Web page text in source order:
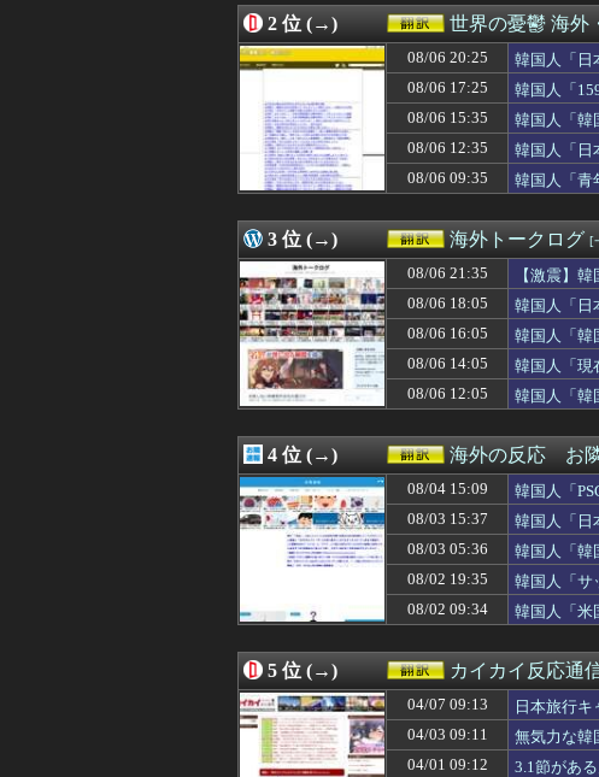
08/06 20:00
海外「怒鳴るのやめてと
08/06 20:00
韓国人「KOSPI史上最高
08/06 20:00
【衝撃】韓国人「日本の
08/06 19:41
海外「お前らの国に他愛
海外「プレミアのレベル
08/06 19:15
泳いでいる人のすぐ横に
08/06 19:06
日本が2年間限定で食品
08/06 19:00
韓国人「日本は今回の地
08/06 19:00
【海外の反応】ダットサ
08/06 19:00
【衝撃】韓国人「日本人
08/06 18:52
海外「絶好球だった」大
08/06 18:34
中国が対米ドローン規
08/06 18:31
韓国人「日本にしか存在
08/06 18:30
「出演は1作だけなのに
08/06 18:30
【海外の反応】野球を観
08/06 18:22
韓国人「韓国サッカー協
08/06 18:05
韓国人「日本が韓国文学
08/06 18:00
【海外の反応】正反対な
08/06 18:00
「本当に思ってるなら二
08/06 18:00
海外「でもこちらは州の
08/06 18:00
韓国人「敵国でのワー
08/06 18:00
【朗報】韓国の掲示板「
08/06 17:47
今永昇太と佐々木朗希
08/06 17:25
韓国人「1592年に現代
08/06 17:16
期待値は凄かったのに放
海外「アメリカ経済やば
08/06 17:00
【海外の反応】高市首相
08/06 16:46
海外「嘘だろ」4千万円
08/06 16:11
韓国人「日本でヤバい作
08/06 16:05
韓国人「韓国が韓国株
08/06 16:00
韓国人「日本には韓国み
08/06 16:00
韓国人「イ・ヨンス、チ
08/06 16:00
【衝撃】韓国の掲示板「
2 位 (→) 世界の憂鬱 海外
08/06 20:25
韓国人「日
が日本の
08/06 17:25
韓国人「
08/06 15:35
韓国人「韓
ープの末路
08/06 12:35
韓国人「日
の生活ス
08/06 09:35
韓国人「青
3 位 (→) 海外トークログ [
08/06 21:35
【激震】
国の反応
08/06 18:05
韓国人「日
韓国の反応
08/06 16:05
韓国人「韓
韓国の反応
08/06 14:05
韓国人「現
08/06 12:05
韓国人「韓
4 位 (→) 海外の反応 お
08/04 15:09
韓国人「
として出れ
08/03 15:37
韓国人「日
08/03 05:36
韓国人「韓
08/02 19:35
韓国人「サ
思う」「今
い」
08/02 09:34
韓国人「米
5 位 (→) カイカイ反応通
04/07 09:13
日本旅行
04/03 09:11
無気力な韓
04/01 09:12
3.1節があ